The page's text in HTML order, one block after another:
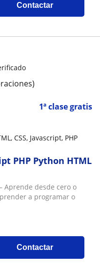
Contactar
1ª clase gratis
CSS, Javascript, PHP
PHP Python HTML
Aprende desde cero o
a programar o
Contactar